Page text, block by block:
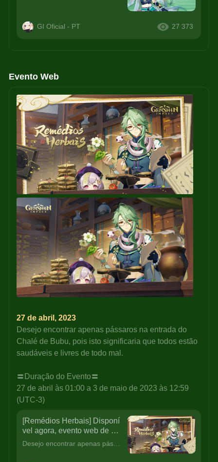
GI Oficial - PT 27 373
Evento Web
27 de abril, 2023
Desejo encontrar apenas pássaros na entrada do
Chalé de Bubu, pois isto significaria que todos estão
saudáveis e livres de todo mal.
〓Duração do Evento〓
27 de abril às 01:00 a 3 de maio de 2023 às 12:59
(UTC-3)
[Remédios Herbais] Disponí
vel agora, evento web de no
vo personagem de Genshin I
mpact: Baizhu!
Desejo encontrar apenas pássaros na entrada do Chalé de Bubu, pois isto significaria que todos estão saudáveis e livres de todo mal.&gt;&gt;Pressione para participar do evento&lt;&lt;〓Duração do Event